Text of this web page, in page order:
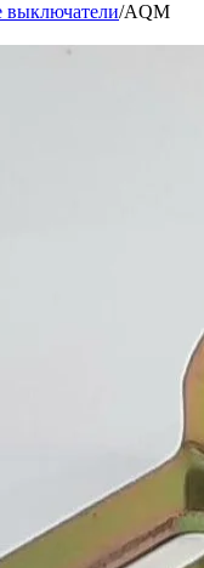
выключатели/AQM